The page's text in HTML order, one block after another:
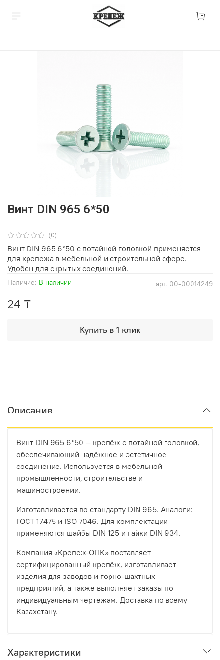
(0)
арт. 00-00014249
Наличие: В наличии
Винт DIN 965 6*50
24 ₸
Купить в 1 клик
Винт DIN 965 6*50 с потайной головкой применяется
для крепежа в мебельной и строительной сфере.
Удобен для скрытых соединений.
Описание
Винт DIN 965 6*50 — крепёж с потайной головкой,
обеспечивающий надёжное и эстетичное
соединение. Используется в мебельной
промышленности, строительстве и
машиностроении.
Изготавливается по стандарту DIN 965. Аналоги:
ГОСТ 17475 и ISO 7046. Для комплектации
применяются шайбы DIN 125 и гайки DIN 934.
Компания «Крепеж-ОПК» поставляет
сертифицированный крепёж, изготавливает
изделия для заводов и горно-шахтных
предприятий, а также выполняет заказы по
индивидуальным чертежам. Доставка по всему
Казахстану.
Характеристики